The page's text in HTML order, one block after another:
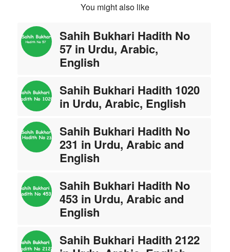
You might also like
Sahih Bukhari Hadith No
57 in Urdu, Arabic,
English
Sahih Bukhari Hadith 1020
in Urdu, Arabic, English
Sahih Bukhari Hadith No
231 in Urdu, Arabic and
English
Sahih Bukhari Hadith No
453 in Urdu, Arabic and
English
Sahih Bukhari Hadith 2122